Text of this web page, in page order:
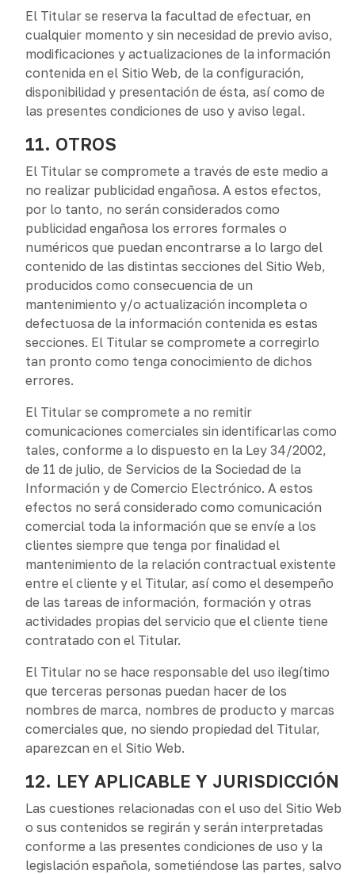
El Titular se reserva la facultad de efectuar, en
cualquier momento y sin necesidad de previo aviso,
modificaciones y actualizaciones de la información
contenida en el Sitio Web, de la configuración,
disponibilidad y presentación de ésta, así como de
las presentes condiciones de uso y aviso legal.
11. OTROS
El Titular se compromete a través de este medio a
no realizar publicidad engañosa. A estos efectos,
por lo tanto, no serán considerados como
publicidad engañosa los errores formales o
numéricos que puedan encontrarse a lo largo del
contenido de las distintas secciones del Sitio Web,
producidos como consecuencia de un
mantenimiento y/o actualización incompleta o
defectuosa de la información contenida es estas
secciones. El Titular se compromete a corregirlo
tan pronto como tenga conocimiento de dichos
errores.
El Titular se compromete a no remitir
comunicaciones comerciales sin identificarlas como
tales, conforme a lo dispuesto en la Ley 34/2002,
de 11 de julio, de Servicios de la Sociedad de la
Información y de Comercio Electrónico. A estos
efectos no será considerado como comunicación
comercial toda la información que se envíe a los
clientes siempre que tenga por finalidad el
mantenimiento de la relación contractual existente
entre el cliente y el Titular, así como el desempeño
de las tareas de información, formación y otras
actividades propias del servicio que el cliente tiene
contratado con el Titular.
El Titular no se hace responsable del uso ilegítimo
que terceras personas puedan hacer de los
nombres de marca, nombres de producto y marcas
comerciales que, no siendo propiedad del Titular,
aparezcan en el Sitio Web.
12. LEY APLICABLE Y JURISDICCIÓN
Las cuestiones relacionadas con el uso del Sitio Web
o sus contenidos se regirán y serán interpretadas
conforme a las presentes condiciones de uso y la
legislación española, sometiéndose las partes, salvo